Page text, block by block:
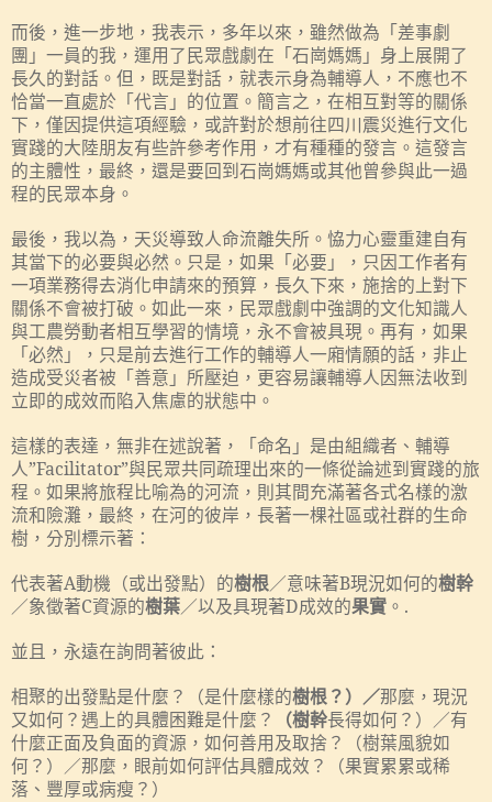
而後，進一步地，我表示，多年以來，雖然做為「差事劇
團」一員的我，運用了民眾戲劇在「石崗媽媽」身上展開了
長久的對話。但，既是對話，就表示身為輔導人，不應也不
恰當一直處於「代言」的位置。簡言之，在相互對等的關係
下，僅因提供這項經驗，或許對於想前往四川震災進行文化
實踐的大陸朋友有些許參考作用，才有種種的發言。這發言
的主體性，最終，還是要回到石崗媽媽或其他曾參與此一過
程的民眾本身。
最後，我以為，天災導致人命流離失所。恊力心靈重建自有
其當下的必要與必然。只是，如果「必要」，只因工作者有
一項業務得去消化申請來的預算，長久下來，施捨的上對下
關係不會被打破。如此一來，民眾戲劇中強調的文化知識人
與工農勞動者相互學習的情境，永不會被具現。再有，如果
「必然」，只是前去進行工作的輔導人一廂情願的話，非止
造成受災者被「善意」所壓迫，更容易讓輔導人因無法收到
立即的成效而陷入焦慮的狀態中。
這樣的表達，無非在述說著，「命名」是由組織者、輔導
人”Facilitator”與民眾共同疏理出來的一條從論述到實踐的旅
程。如果將旅程比喻為的河流，則其間充滿著各式名樣的激
流和險灘，最終，在河的彼岸，長著一棵社區或社群的生命
樹，分別標示著：
代表著A動機（或出發點）的樹根／意味著B現況如何的樹幹
／象徵著C資源的樹葉／以及具現著D成效的果實 。 .
並且，永遠在詢問著彼此：
相聚的出發點是什麼？（是什麼樣的樹根？）／那麼，現況
又如何？遇上的具體困難是什麼？
（樹幹長得如何？）／有
什麼正面及負面的資源，如何善用及取捨？（樹葉風貌如
何？）／那麼，眼前如何評估具體成效？（果實累累或稀
落、豐厚或病瘦？）